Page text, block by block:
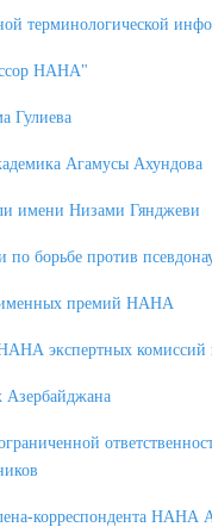
терминологической
НАНА"
Гулиева
Агамусы Ахундова
имени Низами Гянджеви
борьбе против
именных премий НАНА
экспертных
корреспондента НАНА